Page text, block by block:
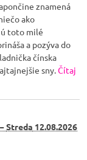
znamená
ako
toto milé
a pozýva do
čínska
sny.Čítaj
Streda 12.08.2026